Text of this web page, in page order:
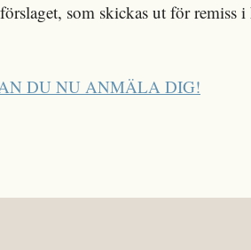
som skickas ut för remiss
DU NU ANMÄLA DIG!